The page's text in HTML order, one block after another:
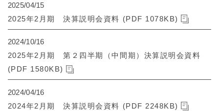
2025/04/15
2025年2月期 決算説明会資料 (PDF 1078KB)
2024/10/16
2025年2月期 第２四半期（中間期）決算説明会資料
(PDF 1580KB)
2024/04/16
2024年2月期 決算説明会資料 (PDF 2248KB)